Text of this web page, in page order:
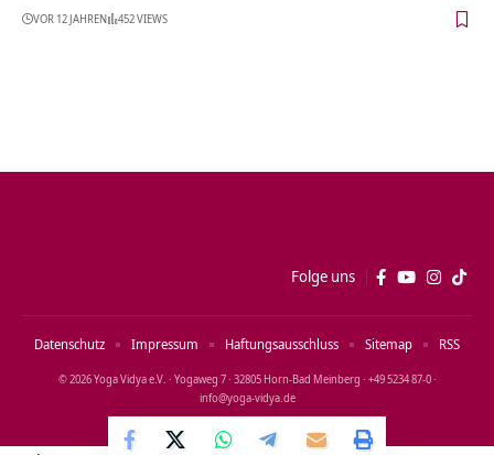
VOR 12 JAHREN 452 VIEWS
Folge uns
© 2026 Yoga Vidya e.V. · Yogaweg 7 · 32805 Horn‑Bad Meinberg · +49 5234 87‑0 ·
info@yoga‑vidya.de
Datenschutz Impressum Haftungsausschluss Sitemap RSS